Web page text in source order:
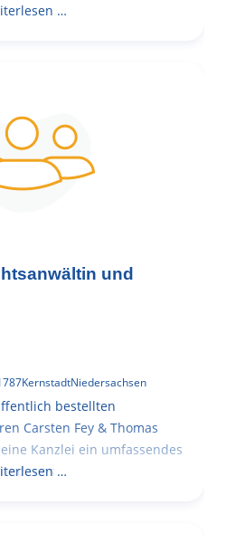
…
und
KernstadtNiedersachsen
bestellten
Carsten Fey & Thomas
Kanzlei ein umfassendes
ums …